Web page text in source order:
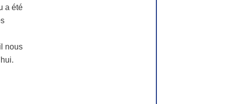
a été
nous